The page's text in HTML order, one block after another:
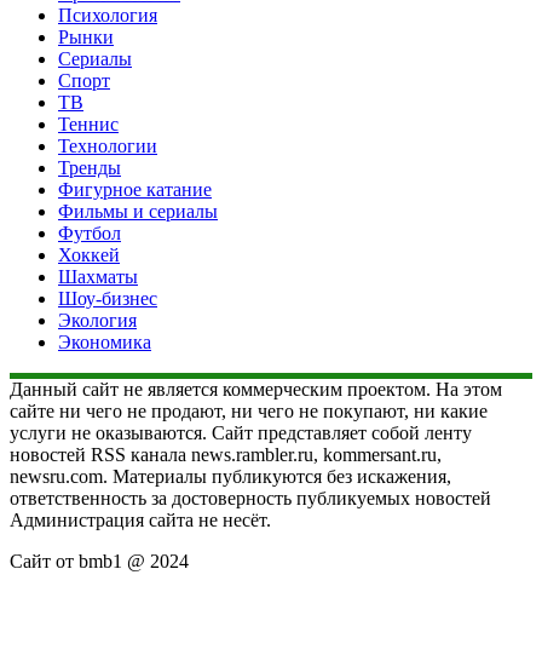
Психология
Рынки
Сериалы
Спорт
ТВ
Теннис
Технологии
Тренды
Фигурное катание
Фильмы и сериалы
Футбол
Хоккей
Шахматы
Шоу-бизнес
Экология
Экономика
Данный сайт не является коммерческим проектом. На этом
сайте ни чего не продают, ни чего не покупают, ни какие
услуги не оказываются. Сайт представляет собой ленту
новостей RSS канала news.rambler.ru, kommersant.ru,
newsru.com. Материалы публикуются без искажения,
ответственность за достоверность публикуемых новостей
Администрация сайта не несёт.
Сайт от bmb1 @ 2024